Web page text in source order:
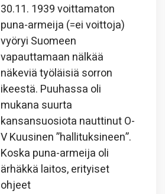
30.11. 1939 voittamaton
puna-armeija (=ei voittoja)
vyöryi Suomeen
vapauttamaan nälkää
näkeviä työläisiä sorron
ikeestä. Puuhassa oli
mukana suurta
kansansuosiota nauttinut O-
V Kuusinen ”hallituksineen”.
Koska puna-armeija oli
ärhäkkä laitos, erityiset
ohjeet